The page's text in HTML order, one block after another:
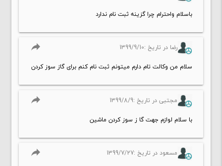
باسلام واحترام چرا گزینه ثبت نام ندارد
رضا در تاریخ :1399/9/10 reply
سلام من وکالت تام دارم میتونم ثبت نام کنم برای گاز سوز کردن
مجتبی در تاریخ :1399/8/9 reply
با سلام لوازم جهت گا ز سوز کردن ماشین
مسعود در تاریخ :1399/7/27 reply